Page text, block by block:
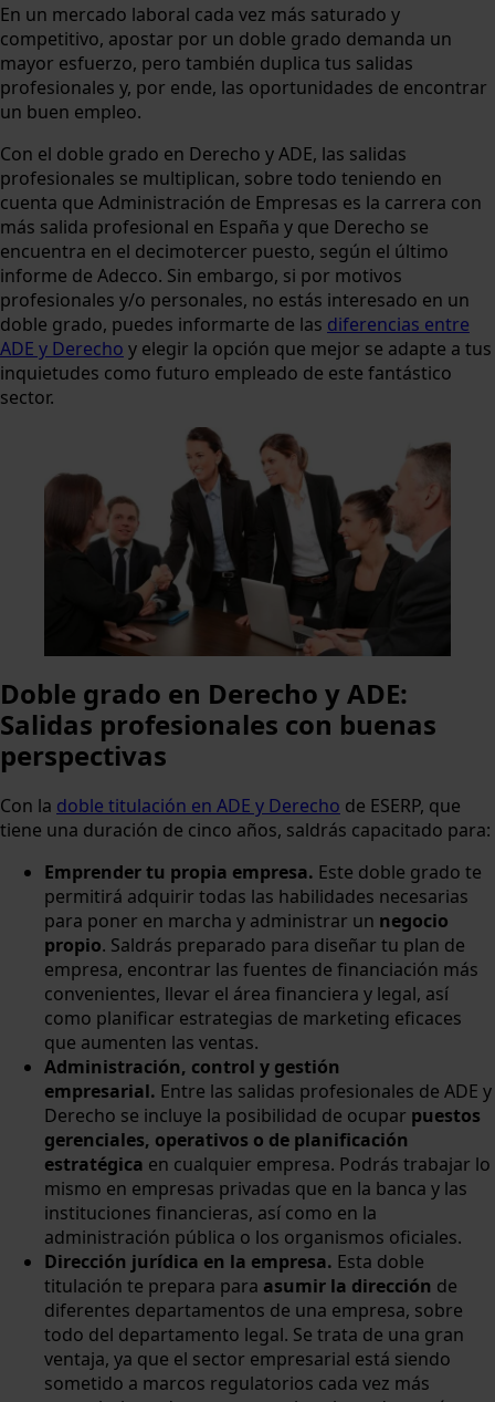
En un mercado laboral cada vez más saturado y
competitivo, apostar por un doble grado demanda un
mayor esfuerzo, pero también duplica tus salidas
profesionales y, por ende, las oportunidades de encontrar
un buen empleo.
Con el doble grado en Derecho y ADE, las salidas
profesionales se multiplican, sobre todo teniendo en
cuenta que Administración de Empresas es la carrera con
más salida profesional en España y que Derecho se
encuentra en el decimotercer puesto, según el último
informe de Adecco. Sin embargo, si por motivos
profesionales y/o personales, no estás interesado en un
doble grado, puedes informarte de las diferencias entre
ADE y Derecho y elegir la opción que mejor se adapte a tus
inquietudes como futuro empleado de este fantástico
sector.
Doble grado en Derecho y ADE:
Salidas profesionales con buenas
perspectivas
Con la doble titulación en ADE y Derecho de ESERP, que
tiene una duración de cinco años, saldrás capacitado para:
Emprender tu propia empresa. Este doble grado te
permitirá adquirir todas las habilidades necesarias
para poner en marcha y administrar un negocio
propio. Saldrás preparado para diseñar tu plan de
empresa, encontrar las fuentes de financiación más
convenientes, llevar el área financiera y legal, así
como planificar estrategias de marketing eficaces
que aumenten las ventas.
Administración, control y gestión
empresarial. Entre las salidas profesionales de ADE y
Derecho se incluye la posibilidad de ocupar puestos
gerenciales, operativos o de planificación
estratégica en cualquier empresa. Podrás trabajar lo
mismo en empresas privadas que en la banca y las
instituciones financieras, así como en la
administración pública o los organismos oficiales.
Dirección jurídica en la empresa. Esta doble
titulación te prepara para asumir la dirección de
diferentes departamentos de una empresa, sobre
todo del departamento legal. Se trata de una gran
ventaja, ya que el sector empresarial está siendo
sometido a marcos regulatorios cada vez más